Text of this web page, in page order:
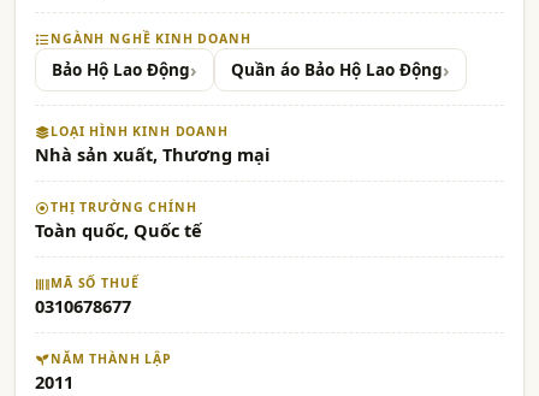
NGÀNH NGHỀ KINH DOANH
Bảo Hộ Lao Động Quần áo Bảo Hộ Lao Động
LOẠI HÌNH KINH DOANH
Nhà sản xuất, Thương mại
THỊ TRƯỜNG CHÍNH
Toàn quốc, Quốc tế
MÃ SỐ THUẾ
0310678677
NĂM THÀNH LẬP
2011